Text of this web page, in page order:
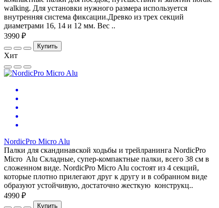
walking. Для установки нужного размера используется
внутренняя система фиксации.Древко из трех секций
диаметрами 16, 14 и 12 мм. Вес ..
3990 ₽
Купить
Хит
NordicPro Micro Alu
Палки для скандинавской ходьбы и трейлранинга NordicPro
Micro Alu Складные, супер-компактные палки, всего 38 см в
сложенном виде. NordicPro Micro Alu состоят из 4 секций,
которые плотно прилегают друг к другу и в собранном виде
образуют устойчивую, достаточно жесткую конструкц..
4990 ₽
Купить